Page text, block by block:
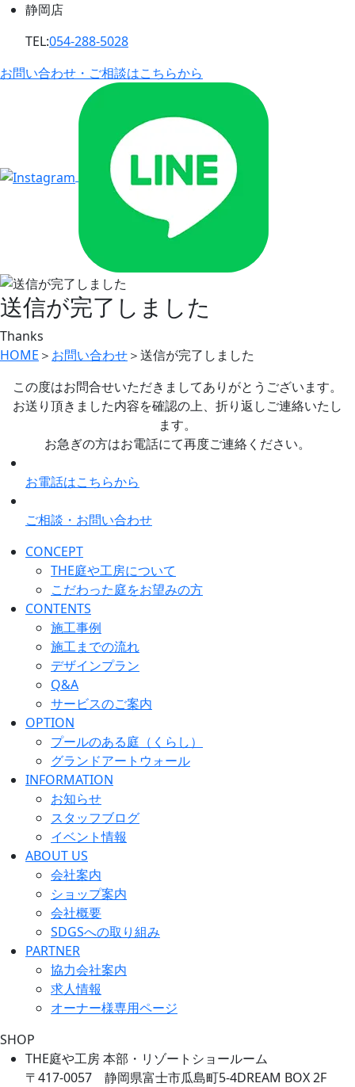
静岡店
TEL:054-288-5028
お問い合わせ・ご相談はこちらから
送信が完了しました
Thanks
HOME ＞ お問い合わせ＞送信が完了しました
この度はお問合せいただきましてありがとうございます。
お送り頂きました内容を確認の上、折り返しご連絡いたし
ます。
お急ぎの方はお電話にて再度ご連絡ください。
お電話はこちらから
ご相談・お問い合わせ
CONCEPT
THE庭や工房について
こだわった庭をお望みの方
CONTENTS
施工事例
施工までの流れ
デザインプラン
Q&A
サービスのご案内
OPTION
プールのある庭（くらし）
グランドアートウォール
INFORMATION
お知らせ
スタッフブログ
イベント情報
ABOUT US
会社案内
ショップ案内
会社概要
SDGSへの取り組み
PARTNER
協力会社案内
求人情報
オーナー様専用ページ
SHOP
THE庭や工房 本部・リゾートショールーム
〒417-0057 静岡県富士市瓜島町5-4DREAM BOX 2F